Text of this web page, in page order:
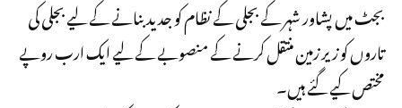
بجٹ میں پشاور شہر کے بجلی کے نظام کو جدید بنانے کے لیے بجلی کی
تاروں کو زیر زمین منتقل کرنے کے منصوبے کے لیے ایک ارب روپے
مختص کیے گئے ہیں۔